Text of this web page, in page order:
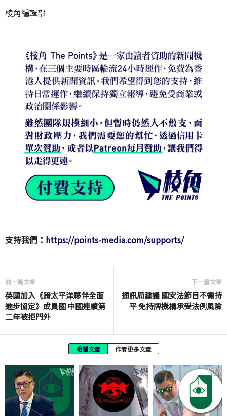
棱角編輯部
支持我們： https://points-media.com/supports/
前一篇文章
英國加入《跨太平洋夥伴全面
進步協定》成員國 中國連續第
二年被拒門外
下一篇文章
通訊局建議 國安法節目不需持
平 免持牌機構承受法例風險
相關文章 作者更多文章